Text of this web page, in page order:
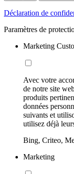
Déclaration de
Paramètres de
Marketing
Avec votre
de notre site
produits
données
suivants et
utilisez déjà
Bing, Criteo,
Marketing